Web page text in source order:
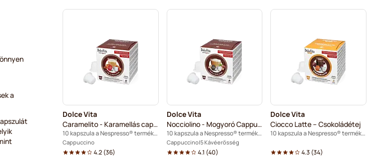
Segafredo kapszulák Nespresso® kávéfőzőkhöz
Caffè Borbone kapszulák Nespresso® kávéfőzőkhöz Kapszulák Nespresso®-hoz
Gevalia kapszulák Nespresso® kávéfőzőkhöz
Friele kapszulák Nespresso® kávéfőzőkhöz
Garibaldi kapszulák Nespresso® kávéfőzőkhöz
Dolce Vita
Caramelito - Karamellás cappuccino
10 kapszula a Nespresso® termékhez
Cappuccino
4.2(36)
Dolce Vita
Nocciolino - Mogyoró Cappuccino
10 kapszula a Nespresso® termékhez
Cappuccino 5 Kávéerősség
4.1 (40)
Dolce Vita
Ciocco Latte – Csokoládétej
10 kapszula a Nespresso® termékhez
4.3 (34)
a